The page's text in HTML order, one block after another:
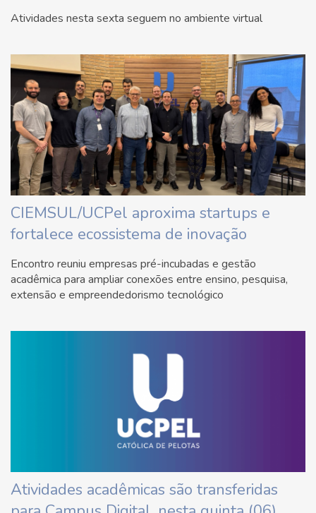
Atividades nesta sexta seguem no ambiente virtual
CIEMSUL/UCPel aproxima startups e
fortalece ecossistema de inovação
Encontro reuniu empresas pré-incubadas e gestão
acadêmica para ampliar conexões entre ensino, pesquisa,
extensão e empreendedorismo tecnológico
Atividades acadêmicas são transferidas